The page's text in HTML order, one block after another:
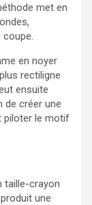
met en
coupe.
en noyer
rectiligne
ensuite
de créer une
piloter le motif
taille-crayon
une